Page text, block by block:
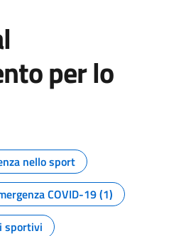
per lo
della pagina
nello sport
COVID-19 (1)
sportivi